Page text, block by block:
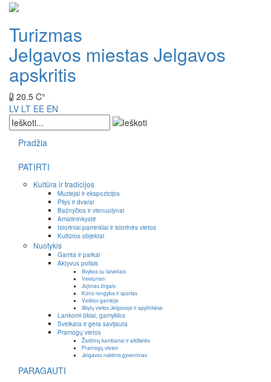
Turizmas
Jelgavos miestas Jelgavos
apskritis
20.5 C°
LV LT EE EN
Pradžia
PATIRTI
Kultūra ir tradicijos
Muziejai ir ekspozicijos
Pilys ir dvarai
Bažnyčios ir vienuolynai
Amatininkystė
Istoriniai paminklai ir istorinės vietos
Kultūros objektai
Nuotykis
Gamta ir parkai
Aktyvus poilsis
Išvykos su laiveliais
Veeturism
Jojimas žirgais
Kūno rengyba ir sportas
Veiklos gamtoje
Iškylų vietos Jelgavoje ir apylinkėse
Lankomi ūkiai, gamyklos
Sveikata ir gera savijauta
Pramogų vietos
Žaidimų kambariai ir aikštelės
Pramogų vietos
Jelgavos naktinis gyvenimas
PARAGAUTI